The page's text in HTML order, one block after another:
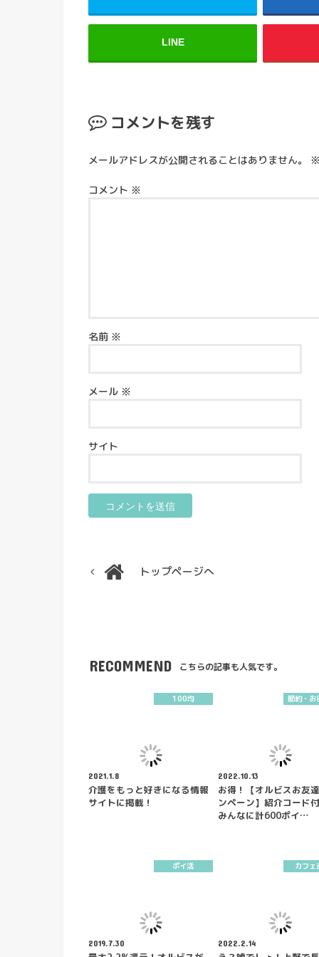
LINE
コメントを残す
メールアドレスが公開されることはありません。
コメント ※
名前 ※
メール ※
サイト
トップページへ
RECOMMEND こちらの記事も人気です。
100均
2021.1.8
介護をもっと好きになる情報
サイトに掲載！
節約・お
2022.10.13
お得！【オルビスお友
ンペーン】紹介コード
みんなに計600ポイ…
ポイ活
2019.7.30
カフェ
2022.2.14